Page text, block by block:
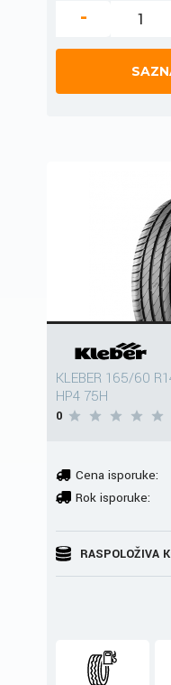
-
KLEBER 165/60
HP4 75H
0
Cena isporuke:
Rok isporuke:
RASPOLOŽIVA